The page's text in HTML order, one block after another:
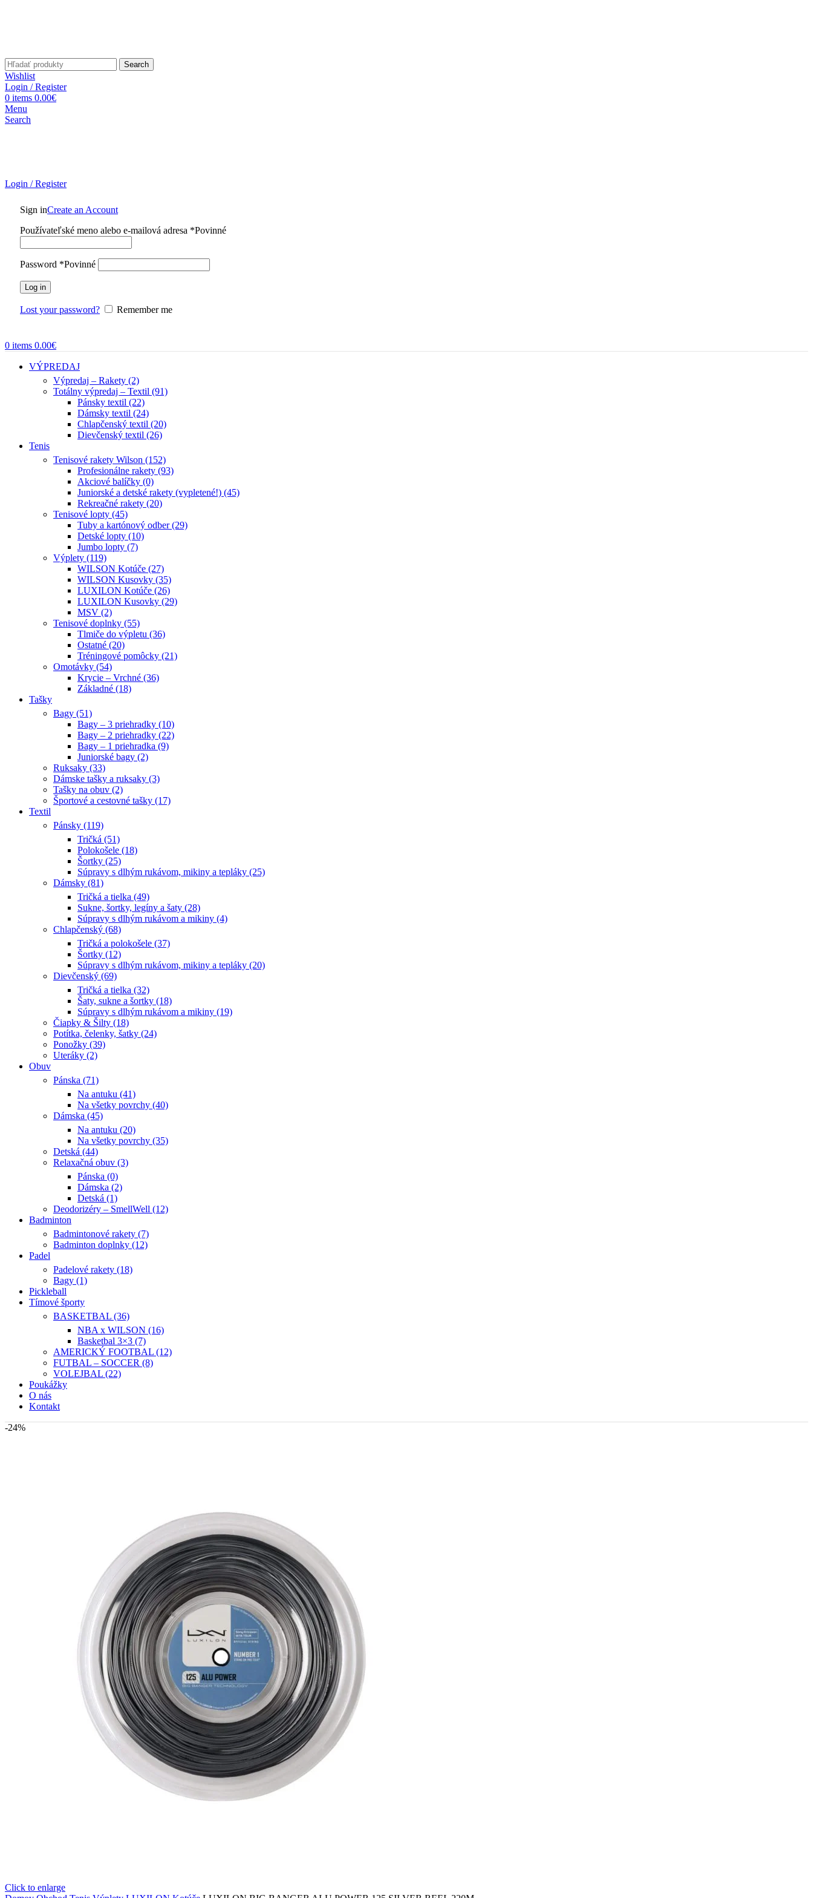
Search
Wishlist
Login / Register
0 items 0.00€
Menu
Search
Login / Register
Sign inCreate an Account
Používateľské meno alebo e-mailová adresa *Povinné
Password *Povinné
Log in
Lost your password? Remember me
0 items 0.00€
VÝPREDAJ
Výpredaj – Rakety (2)
Totálny výpredaj – Textil (91)
Pánsky textil (22)
Dámsky textil (24)
Chlapčenský textil (20)
Dievčenský textil (26)
Tenis
Tenisové rakety Wilson (152)
Profesionálne rakety (93)
Akciové balíčky (0)
Juniorské a detské rakety (vypletené!) (45)
Rekreačné rakety (20)
Tenisové lopty (45)
Tuby a kartónový odber (29)
Detské lopty (10)
Jumbo lopty (7)
Výplety (119)
WILSON Kotúče (27)
WILSON Kusovky (35)
LUXILON Kotúče (26)
LUXILON Kusovky (29)
MSV (2)
Tenisové doplnky (55)
Tlmiče do výpletu (36)
Ostatné (20)
Tréningové pomôcky (21)
Omotávky (54)
Krycie – Vrchné (36)
Základné (18)
Tašky
Bagy (51)
Bagy – 3 priehradky (10)
Bagy – 2 priehradky (22)
Bagy – 1 priehradka (9)
Juniorské bagy (2)
Ruksaky (33)
Dámske tašky a ruksaky (3)
Tašky na obuv (2)
Športové a cestovné tašky (17)
Textil
Pánsky (119)
Tričká (51)
Polokošele (18)
Šortky (25)
Súpravy s dlhým rukávom, mikiny a tepláky (25)
Dámsky (81)
Tričká a tielka (49)
Sukne, šortky, legíny a šaty (28)
Súpravy s dlhým rukávom a mikiny (4)
Chlapčenský (68)
Tričká a polokošele (37)
Šortky (12)
Súpravy s dlhým rukávom, mikiny a tepláky (20)
Dievčenský (69)
Tričká a tielka (32)
Šaty, sukne a šortky (18)
Súpravy s dlhým rukávom a mikiny (19)
Čiapky & Šilty (18)
Potítka, čelenky, šatky (24)
Ponožky (39)
Uteráky (2)
Obuv
Pánska (71)
Na antuku (41)
Na všetky povrchy (40)
Dámska (45)
Na antuku (20)
Na všetky povrchy (35)
Detská (44)
Relaxačná obuv (3)
Pánska (0)
Dámska (2)
Detská (1)
Deodorizéry – SmellWell (12)
Badminton
Badmintonové rakety (7)
Badminton doplnky (12)
Padel
Padelové rakety (18)
Bagy (1)
Pickleball
Tímové športy
BASKETBAL (36)
NBA x WILSON (16)
Basketbal 3×3 (7)
AMERICKÝ FOOTBAL (12)
FUTBAL – SOCCER (8)
VOLEJBAL (22)
Poukážky
O nás
Kontakt
-24%
Click to enlarge